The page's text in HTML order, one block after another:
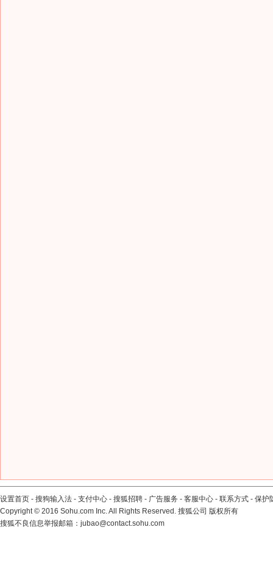
设置首页 - 搜狗输入法 - 支付中心 - 搜狐招聘 - 广告服务 - 客服中心 - 联系方式 - 保护
Copyright© 2016 Sohu.com Inc. All Rights Reserved. 搜狐公司 版权所有
搜狐不良信息举报邮箱： jubao@contact.sohu.com